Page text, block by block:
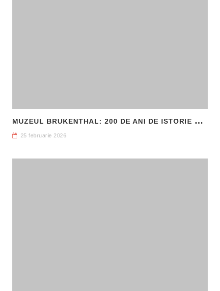
M
UZEUL BRUKENTHAL: 200 DE ANI DE ISTORIE ȘI ARTĂ ÎN INIMA SIBIULUI
25 februarie 2026